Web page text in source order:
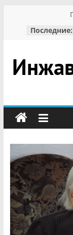
содержимому
Последние:
сельский
портал